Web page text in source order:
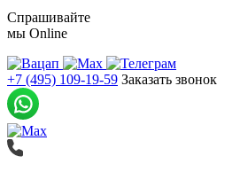
Спрашивайте
мы Online
+7 (495) 109-19-59 Заказать звонок